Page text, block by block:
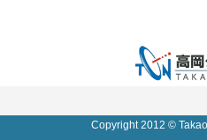
Copyright 2012 ©